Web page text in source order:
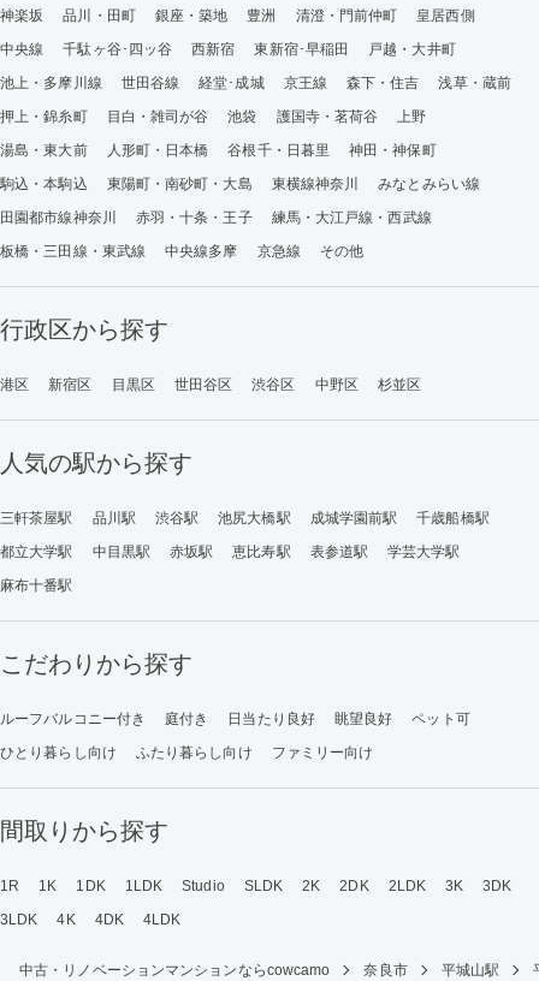
神楽坂
品川・田町 銀座・築地 豊洲 清澄・門前仲町
皇居西側
中央線
千駄ヶ谷･四ッ谷 西新宿 東新宿･早稲田
戸越・大井町
池上・多摩川線
世田谷線 経堂･成城 京王線 森下・住吉
浅草・蔵前
押上・錦糸町
目白・雑司が谷 池袋 護国寺・茗荷谷
上野
湯島・東大前
人形町・日本橋 谷根千・日暮里
神田・神保町
駒込・本駒込
東陽町・南砂町・大島 東横線神奈川
みなとみらい線
田園都市線神奈川
赤羽・十条・王子
練馬・大江戸線・西武線
板橋・三田線・東武線
中央線多摩 京急線 その他
行政区から探す
港区 新宿区 目黒区 世田谷区 渋谷区 中野区 杉並区
人気の駅から探す
三軒茶屋駅 品川駅 渋谷駅 池尻大橋駅 成城学園前駅
千歳船橋駅
都立大学駅
中目黒駅 赤坂駅 恵比寿駅 表参道駅
学芸大学駅
麻布十番駅
こだわりから探す
ルーフバルコニー付き 庭付き 日当たり良好 眺望良好
ペット可
ひとり暮らし向け
ふたり暮らし向け ファミリー向け
間取りから探す
1R 1K 1DK 1LDK Studio SLDK 2K 2DK 2LDK 3K
3DK
3LDK
4K 4DK 4LDK
中古・リノベーションマンションならcowcamo 奈良市 平城山駅